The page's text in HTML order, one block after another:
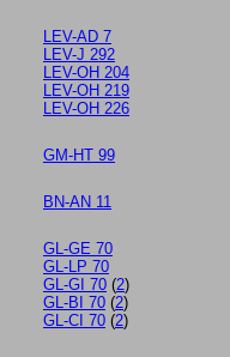
LEV-AD 7
LEV-J 292
LEV-OH 204
LEV-OH 219
LEV-OH 226
GM-HT 99
BN-AN 11
GL-GE 70
GL-LP 70
GL-GI 70 (2)
GL-BI 70 (2)
GL-CI 70 (2)